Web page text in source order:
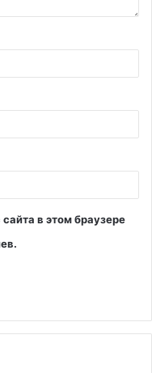
в этом браузере